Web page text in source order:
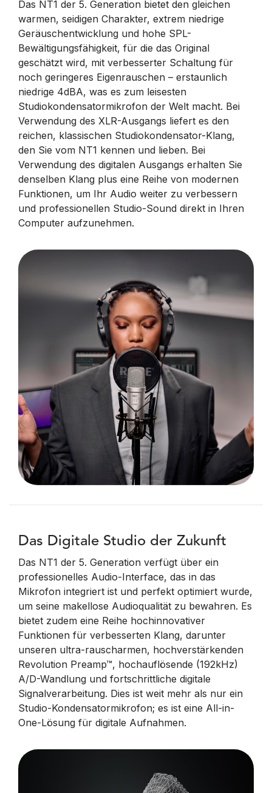
Das NT1 der 5. Generation bietet den gleichen
warmen, seidigen Charakter, extrem niedrige
Geräuschentwicklung und hohe SPL-
Bewältigungsfähigkeit, für die das Original
geschätzt wird, mit verbesserter Schaltung für
noch geringeres Eigenrauschen – erstaunlich
niedrige 4dBA, was es zum leisesten
Studiokondensatormikrofon der Welt macht. Bei
Verwendung des XLR-Ausgangs liefert es den
reichen, klassischen Studiokondensator-Klang,
den Sie vom NT1 kennen und lieben. Bei
Verwendung des digitalen Ausgangs erhalten Sie
denselben Klang plus eine Reihe von modernen
Funktionen, um Ihr Audio weiter zu verbessern
und professionellen Studio-Sound direkt in Ihren
Computer aufzunehmen.
Das Digitale Studio der Zukunft
Das NT1 der 5. Generation verfügt über ein
professionelles Audio-Interface, das in das
Mikrofon integriert ist und perfekt optimiert wurde,
um seine makellose Audioqualität zu bewahren. Es
bietet zudem eine Reihe hochinnovativer
Funktionen für verbesserten Klang, darunter
unseren ultra-rauscharmen, hochverstärkenden
Revolution Preamp™, hochauflösende (192kHz)
A/D-Wandlung und fortschrittliche digitale
Signalverarbeitung. Dies ist weit mehr als nur ein
Studio-Kondensatormikrofon; es ist eine All-in-
One-Lösung für digitale Aufnahmen.